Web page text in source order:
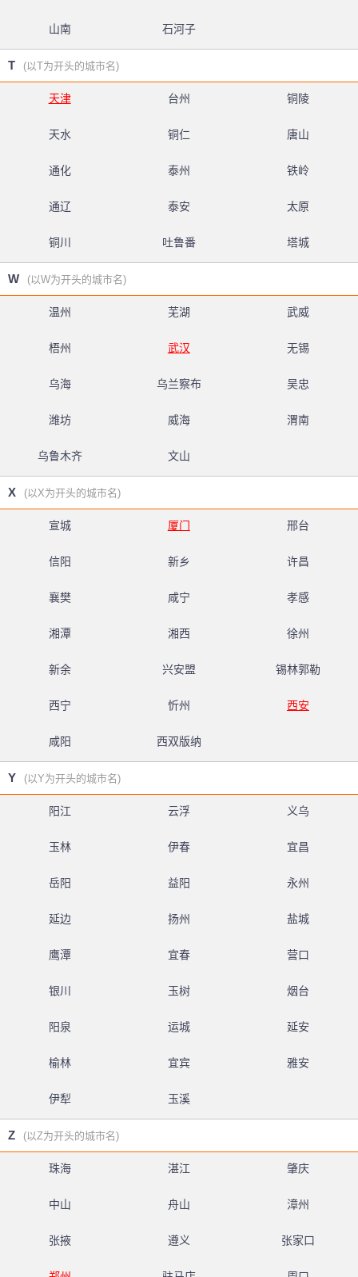
山南 石河子
T (以T为开头的城市名)
天津 台州 铜陵
天水 铜仁 唐山
通化 泰州 铁岭
通辽 泰安 太原
铜川 吐鲁番 塔城
W (以W为开头的城市名)
温州 芜湖 武威
梧州 武汉 无锡
乌海 乌兰察布 吴忠
潍坊 威海 渭南
乌鲁木齐 文山
X (以X为开头的城市名)
宣城 厦门 邢台
信阳 新乡 许昌
襄樊 咸宁 孝感
湘潭 湘西 徐州
新余 兴安盟 锡林郭勒
西宁 忻州 西安
咸阳 西双版纳
Y (以Y为开头的城市名)
阳江 云浮 义乌
玉林 伊春 宜昌
岳阳 益阳 永州
延边 扬州 盐城
鹰潭 宜春 营口
银川 玉树 烟台
阳泉 运城 延安
榆林 宜宾 雅安
伊犁 玉溪
Z (以Z为开头的城市名)
珠海 湛江 肇庆
中山 舟山 漳州
张掖 遵义 张家口